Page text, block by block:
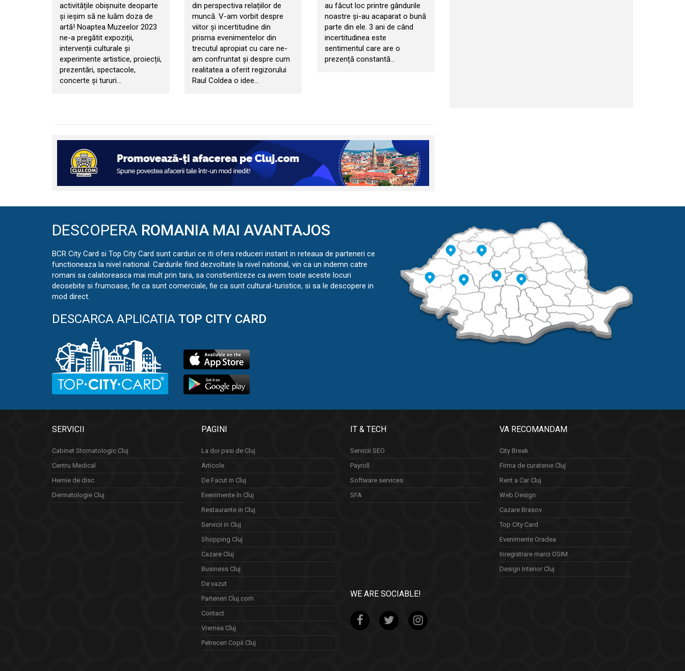
activitățile obișnuite deoparte
și ieșim să ne luăm doza de
artă! Noaptea Muzeelor 2023
ne-a pregătit expoziții,
intervenții culturale și
experimente artistice, proiecții,
prezentări, spectacole,
concerte și tururi…
din perspectiva relațiilor de
muncă. V-am vorbit despre
viitor și incertitudine din
prisma evenimentelor din
trecutul apropiat cu care ne-
am confruntat și despre cum
realitatea a oferit regizorului
Raul Coldea o idee…
au făcut loc printre gândurile
noastre și-au acaparat o bună
parte din ele. 3 ani de când
incertitudinea este
sentimentul care are o
prezență constantă…
DESCOPERA ROMANIA MAI AVANTAJOS
BCR City Card si Top City Card sunt carduri ce iti ofera reduceri instant in reteaua de parteneri ce
functioneaza la nivel national. Cardurile fiind dezvoltate la nivel national, vin ca un indemn catre
romani sa calatoreasca mai mult prin tara, sa constientizeze ca avem toate aceste locuri
deosebite si frumoase, fie ca sunt comerciale, fie ca sunt cultural-turistice, si sa le descopere in
mod direct.
DESCARCA APLICATIA TOP CITY CARD
SERVICII
Cabinet Stomatologic Cluj
Centru Medical
Hernie de disc
Dermatologie Cluj
PAGINI
La doi pasi de Cluj
Articole
De Facut in Cluj
Evenimente în Cluj
Restaurante in Cluj
Servicii in Cluj
Shopping Cluj
Cazare Cluj
Business Cluj
De vazut
Parteneri Cluj.com
Contact
Vremea Cluj
Petreceri Copii Cluj
IT & TECH
Servicii SEO
Payroll
Software services
SFA
VA RECOMANDAM
City Break
Firma de curatenie Cluj
Rent a Car Cluj
Web Design
Cazare Brasov
Top City Card
Evenimente Oradea
Inregistrare marci OSIM
Design Interior Cluj
WE ARE SOCIABLE!